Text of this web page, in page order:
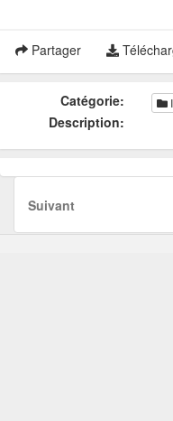
Partager
Catégorie:
Description:
Suivant